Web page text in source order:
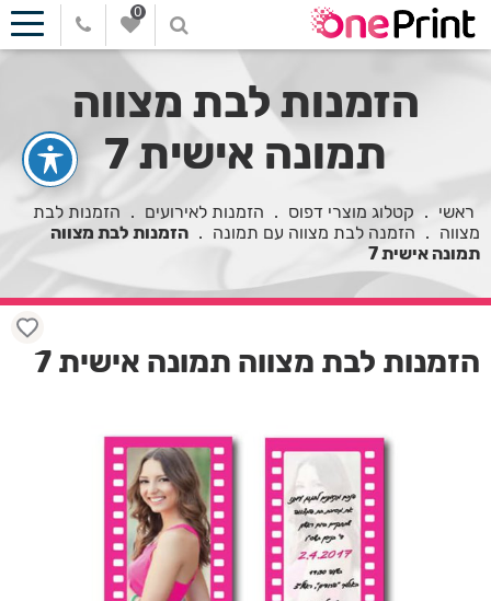
0
הזמנות לבת מצווה
תמונה אישית 7
ראשי . קטלוג מוצרי דפוס . הזמנות לאירועים . הזמנות לבת
מצווה . הזמנה לבת מצווה עם תמונה . הזמנות לבת מצווה
תמונה אישית 7
הזמנות לבת מצווה תמונה אישית 7